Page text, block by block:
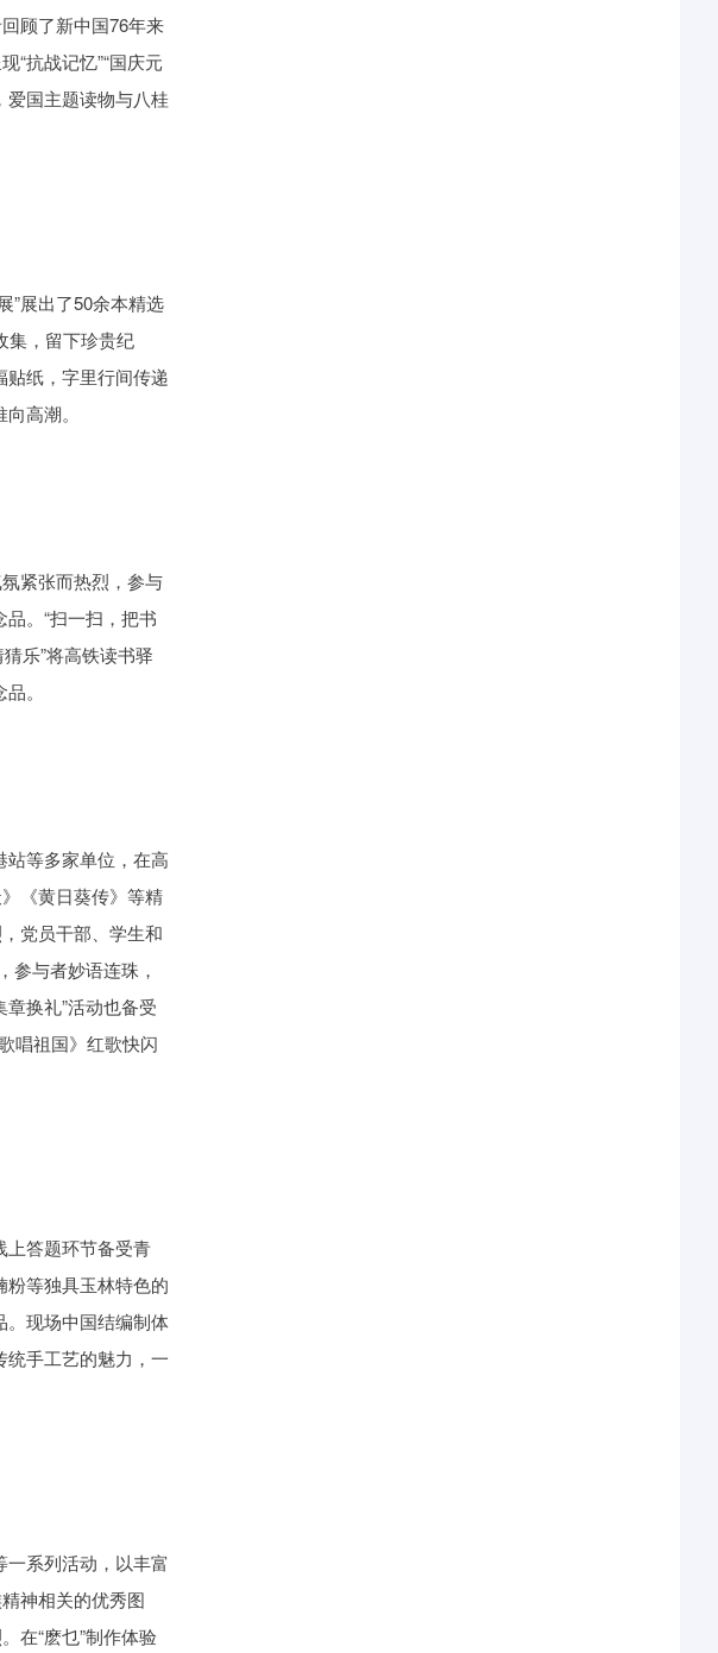
顾了新中国76年来
“抗战记忆”“国庆元
爱国主题读物与八桂
”展出了50余本精选
集，留下珍贵纪
纸，字里行间传递
高潮。
紧张而热烈，参与
。“扫一扫，把书
乐”将高铁读书驿
。
等多家单位，在高
《黄日葵传》等精
党员干部、学生和
参与者妙语连珠，
换礼”活动也备受
唱祖国》红歌快闪
上答题环节备受青
等独具玉林特色的
。现场中国结编制体
手工艺的魅力，一
系列活动，以丰富
神相关的优秀图
在“麽乜”制作体验